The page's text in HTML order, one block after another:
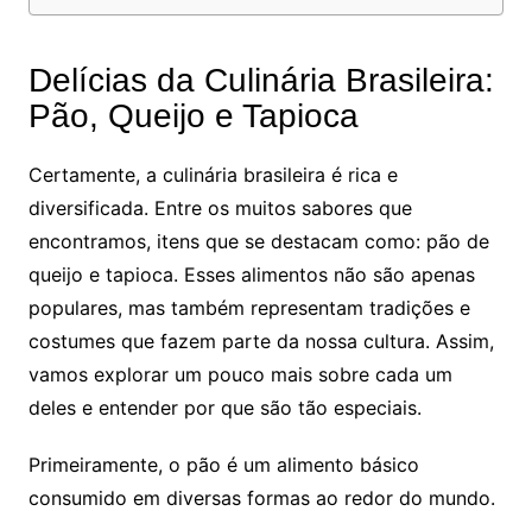
Delícias da Culinária Brasileira:
Pão, Queijo e Tapioca
Certamente, a culinária brasileira é rica e
diversificada. Entre os muitos sabores que
encontramos, itens que se destacam como: pão de
queijo e tapioca. Esses alimentos não são apenas
populares, mas também representam tradições e
costumes que fazem parte da nossa cultura. Assim,
vamos explorar um pouco mais sobre cada um
deles e entender por que são tão especiais.
Primeiramente, o pão é um alimento básico
consumido em diversas formas ao redor do mundo.